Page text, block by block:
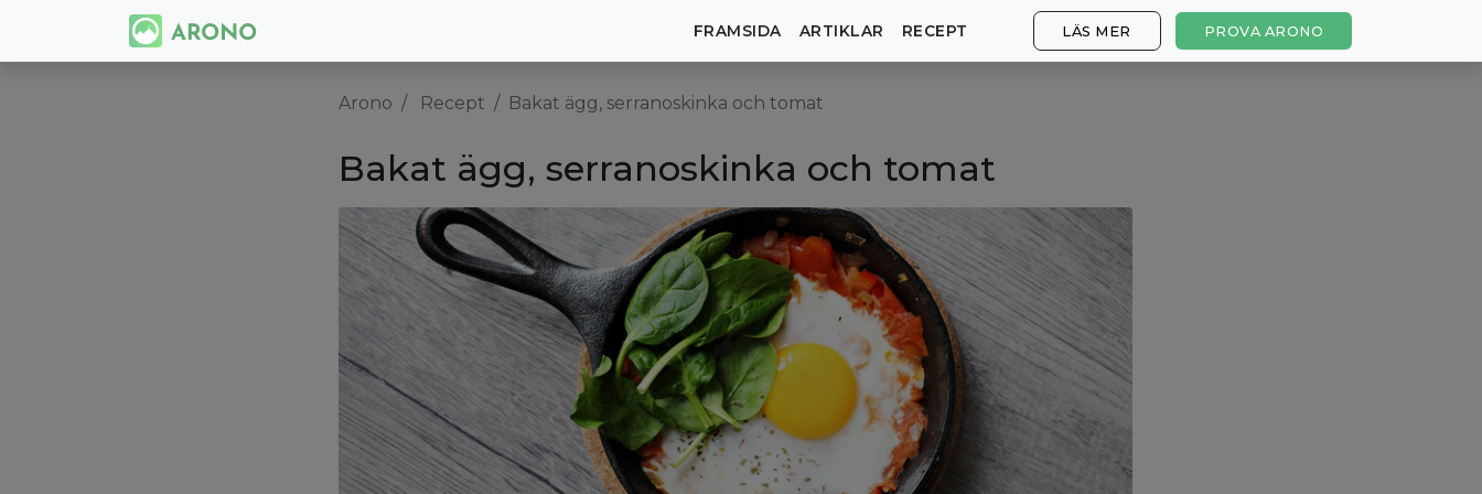
FRAMSIDA ARTIKLAR RECEPT LÄS MER PROVA ARONO
Arono Recept Bakat ägg, serranoskinka och tomat
Bakat ägg, serranoskinka och tomat